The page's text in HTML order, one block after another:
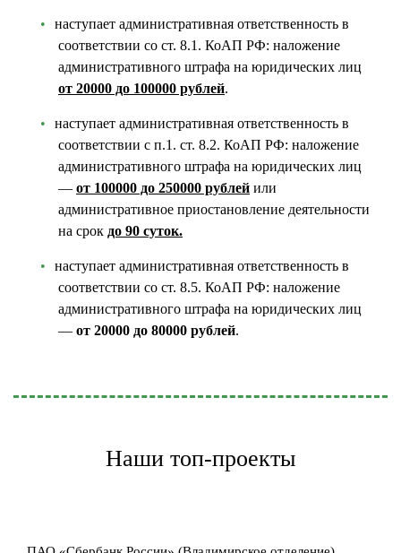
наступает административная ответственность в
соответствии со ст. 8.1. КоАП РФ: наложение
административного штрафа на юридических лиц
от 20000 до 100000 рублей.
наступает административная ответственность в
соответствии с п.1. ст. 8.2. КоАП РФ: наложение
административного штрафа на юридических лиц
— от 100000 до 250000 рублей или
административное приостановление деятельности
на срок до 90 суток.
наступает административная ответственность в
соответствии со ст. 8.5. КоАП РФ: наложение
административного штрафа на юридических лиц
— от 20000 до 80000 рублей.
Наши топ-проекты